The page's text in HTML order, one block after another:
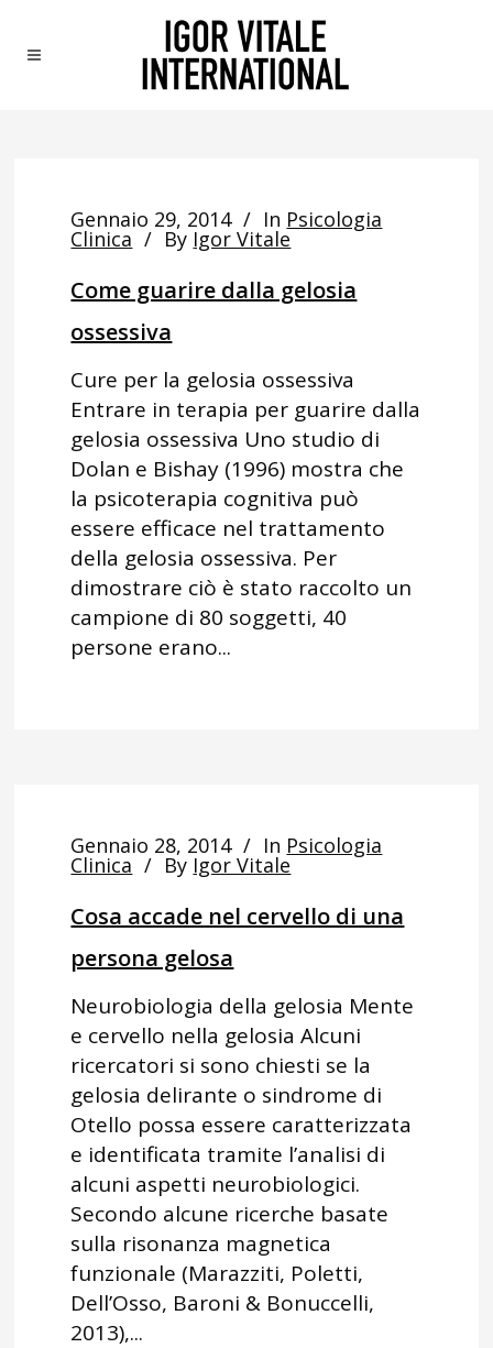
Gennaio 29, 2014 In Psicologia
Clinica By Igor Vitale
Come guarire dalla gelosia
ossessiva
Cure per la gelosia ossessiva
Entrare in terapia per guarire dalla
gelosia ossessiva Uno studio di
Dolan e Bishay (1996) mostra che
la psicoterapia cognitiva può
essere efficace nel trattamento
della gelosia ossessiva. Per
dimostrare ciò è stato raccolto un
campione di 80 soggetti, 40
persone erano...
Gennaio 28, 2014 In Psicologia
Clinica By Igor Vitale
Cosa accade nel cervello di una
persona gelosa
Neurobiologia della gelosia Mente
e cervello nella gelosia Alcuni
ricercatori si sono chiesti se la
gelosia delirante o sindrome di
Otello possa essere caratterizzata
e identificata tramite l’analisi di
alcuni aspetti neurobiologici.
Secondo alcune ricerche basate
sulla risonanza magnetica
funzionale (Marazziti, Poletti,
Dell’Osso, Baroni & Bonuccelli,
2013),...